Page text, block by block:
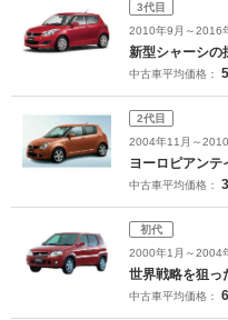
3代目
2010年9月～2016
新型シャーシの
中古車平均価格：
2代目
2004年11月～
ヨーロピアンテ
中古車平均価格：
初代
2000年1月～2004
世界戦略を狙っ
中古車平均価格：